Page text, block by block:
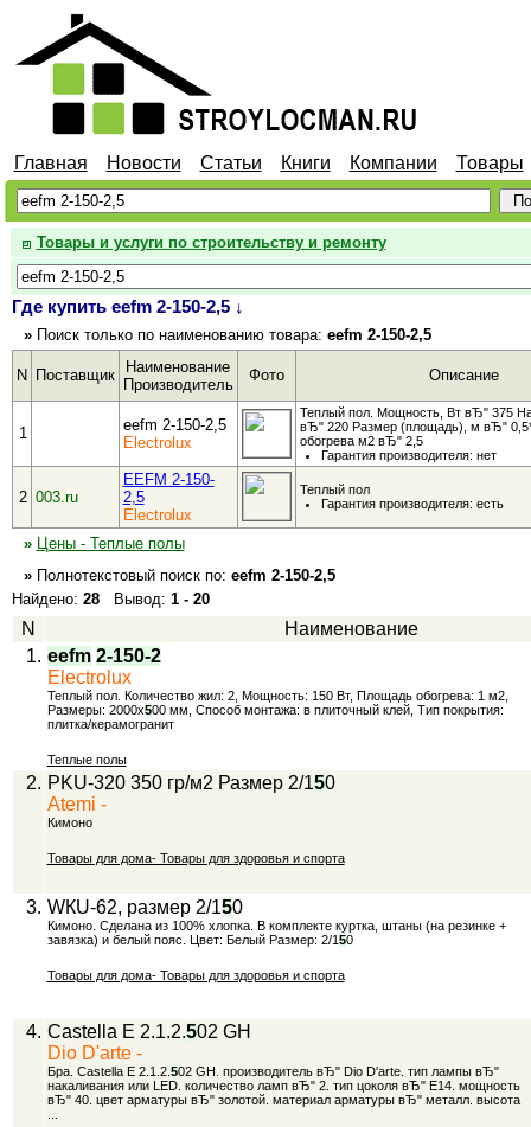
Главная Новости Статьи Книги Компании Товары
Товары и услуги по строительству и ремонту
Где купить eefm 2-150-2,5 ↓
»Поиск толькопо наименованию товара: eefm 2-150-2,5
N Поставщик
Наименование
Производитель
Фото Описание
1
eefm 2-150-2,5
Electrolux
Теплый пол. Мощность, Вт вЂ" 375
вЂ" 220 Размер (площадь), м вЂ"
обогрева м2 вЂ" 2,5
Гарантия производителя: нет
2 003.ru
EEFM 2-150-
2,5
Electrolux
Теплый пол
Гарантия производителя: есть
» Цены - Теплые полы
» Полнотекстовыйпоиск по: eefm 2-150-2,5
Найдено: 28Вывод: 1 - 20
N
Наименование
1. eefm 2-150-2
Electrolux
Теплый пол. Количество жил: 2, Мощность: 150 Вт, Площадь обогрева: 1 м2,
Размеры: 2000х500 мм, Способ монтажа: в плиточный клей, Тип покрытия:
плитка/керамогранит
Теплые полы
2. PKU-320 350 гр/м2 Размер 2/150
Atemi -
Кимоно
Товары для дома- Товары для здоровья и спорта
3. WКU-62, размер 2/150
Кимоно. Сделана из 100% хлопка. В комплекте куртка, штаны (на резинке +
завязка) и белый пояс. Цвет: Белый Размер: 2/150
Товары для дома- Товары для здоровья и спорта
4. Castella E 2.1.2.502 GH
Dio D'arte -
Бра. Castella E 2.1.2. 502 GH. производитель вЂ" Dio D'arte. тип лампы вЂ"
накаливания или LED. количество ламп вЂ" 2. тип цоколя вЂ" E14. мощность
вЂ" 40. цвет арматуры вЂ" золотой. материал арматуры вЂ" металл. высота